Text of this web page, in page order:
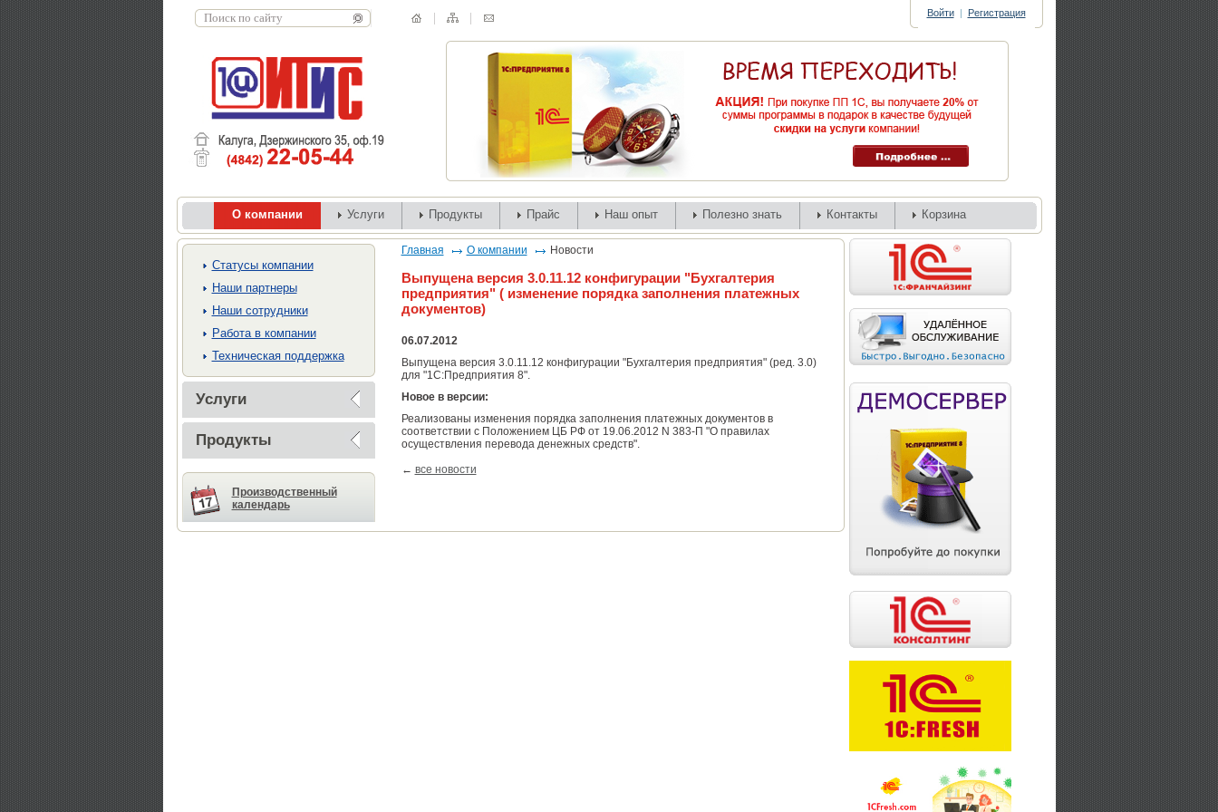
Войти | Регистрация
О компании Услуги Продукты Прайс Наш опыт Полезно знать Контакты Корзина
Cтатусы компании
Наши партнеры
Наши сотрудники
Работа в компании
Техническая поддержка
Услуги
Продукты
Производственный
календарь
Главная О компании Новости
Выпущена версия 3.0.11.12 конфигурации "Бухгалтерия
предприятия" ( изменение порядка заполнения платежных
документов)
06.07.2012
Выпущена версия 3.0.11.12 конфигурации "Бухгалтерия предприятия" (ред. 3.0)
для "1С:Предприятия 8".
Новое в версии:
Реализованы изменения порядка заполнения платежных документов в
соответствии с Положением ЦБ РФ от 19.06.2012 N 383-П "О правилах
осуществления перевода денежных средств".
← все новости